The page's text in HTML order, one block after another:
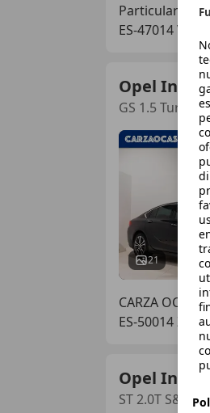
Particular
ES-47014
Opel
GS 1.5 Turbo
21
CARZA
ES-50014
Opel
ST 2.0T S&S